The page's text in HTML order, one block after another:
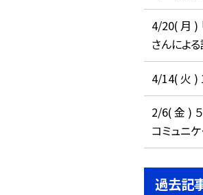
4/20( 月 )
さんによ
4/14( 火 )
2/6( 金 )
コミュニ
過去記